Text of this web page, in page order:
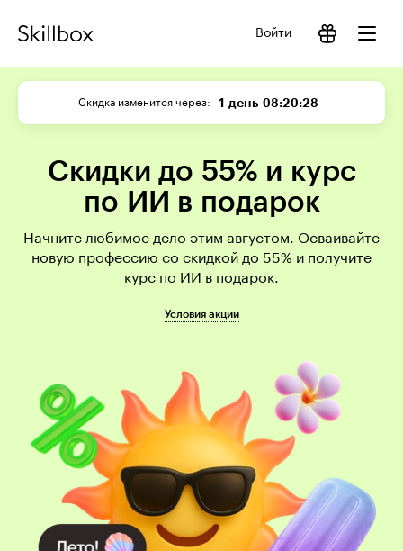
Войти
Скидка изменится через 1 день 08:20:28
Скидки до 55% и курс
по ИИ в подарок
Начните любимое дело этим августом. Осваивайте
новую профессию со скидкой до 55% и получите
курс по ИИ в подарок.
Условия акции